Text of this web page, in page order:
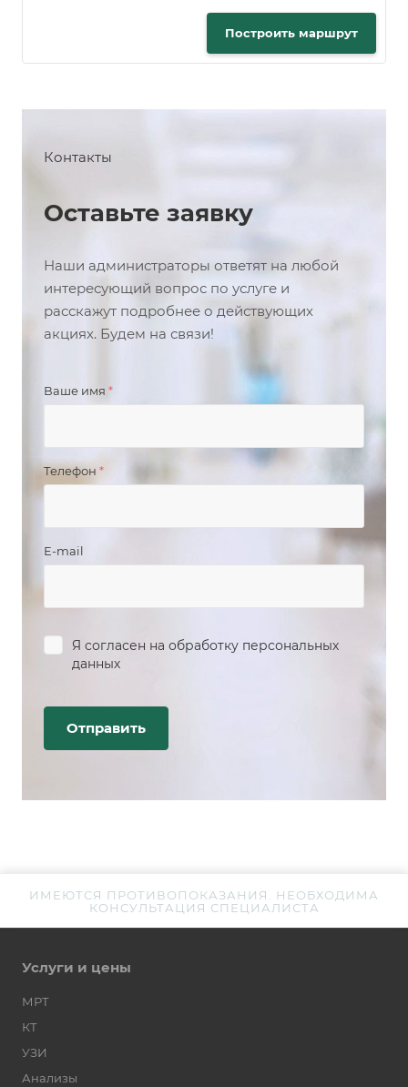
Построить маршрут
Контакты
Оставьте заявку
Наши администраторы ответят на любой
интересующий вопрос по услуге и
расскажут подробнее о действующих
акциях. Будем на связи!
Ваше имя *
Телефон *
E-mail
Я согласен на обработку персональных
данных
ИМЕЮТСЯ ПРОТИВОПОКАЗАНИЯ. НЕОБХОДИМА
КОНСУЛЬТАЦИЯ СПЕЦИАЛИСТА
Услуги и цены
МРТ
КТ
УЗИ
Анализы